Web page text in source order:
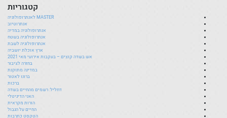
קטגוריות
MASTER לאנתרופולוגיה
אנתרוטיוב
אנתרופולוגיה במדיה
אנתרופולוגיה בשטח
אנתרופולוגיה לשבת
ארץ אוכלת יושביה
אש בשדה קוצים – בעקבות אירועי מאי 2021
בחזרה לציבור
במדינה מתוקנת
ברונו לאטור
ברכות
דחליל: רשמים מהחיים בשדה
האני הדיגיטלי
הורות מקראית
החיים על הגבול
הטקסט כתרבות